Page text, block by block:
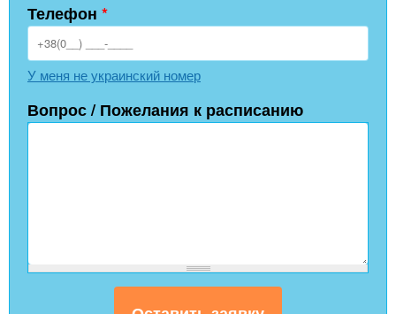
Телефон *
У меня не украинский номер
Вопрос / Пожелания к расписанию